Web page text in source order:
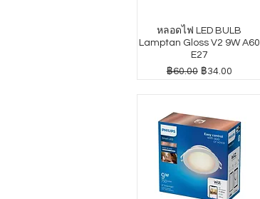
หลอดไฟ LED BULB
Lamptan Gloss V2 9W A60
E27
ราคาปกติ
฿60.00 ราคาขายลด
฿34.00